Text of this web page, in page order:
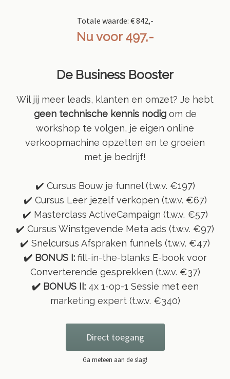
Totale waarde: € 842,-
Nu voor 497,-
DeBusiness Booster
Wil jij meer leads, klanten en omzet? Je hebt
geen technische kennis nodigom de
workshop te volgen, je eigen online
verkoopmachine opzetten en te groeien
met je bedrijf!
✔️ Cursus Bouw je funnel (t.w.v. €197)
✔️ Cursus Leer jezelf verkopen (t.w.v. €67)
✔️ Masterclass ActiveCampaign (t.w.v. €57)
✔️ Cursus Winstgevende Meta ads (t.w.v. €97)
✔️ Snelcursus Afspraken funnels (t.w.v. €47)
✔️ BONUS I:fill-in-the-blanks E-book voor
Converterende gesprekken (t.w.v. €37)
✔️ BONUS II:4x 1-op-1 Sessie met een
marketing expert (t.w.v. €340)
Direct toegang
Ga meteen aan de slag!